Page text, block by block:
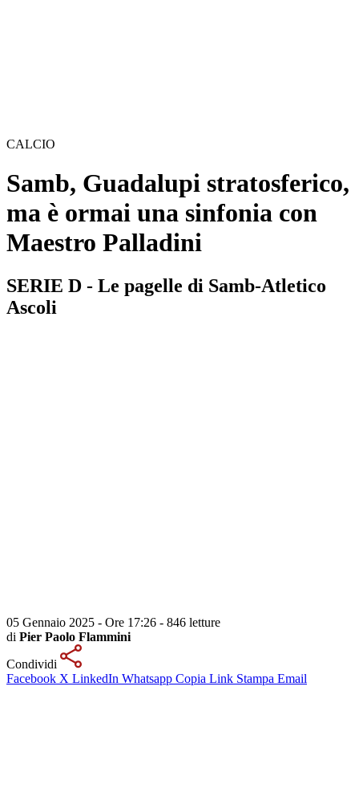
CALCIO
Samb, Guadalupi stratosferico,
ma è ormai una sinfonia con
Maestro Palladini
SERIE D - Le pagelle di Samb-Atletico
Ascoli
05 Gennaio 2025 - Ore 17:26 - 846 letture
di Pier Paolo Flammini
Condividi
Facebook X LinkedIn Whatsapp Copia Link Stampa Email